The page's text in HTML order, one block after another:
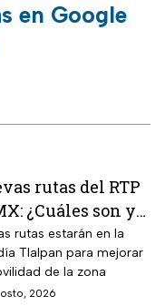
en Google
rutas del RTP
¿Cuáles son y
estaciones
rutas estarán en la
Tlalpan para mejorar
de la zona
2026